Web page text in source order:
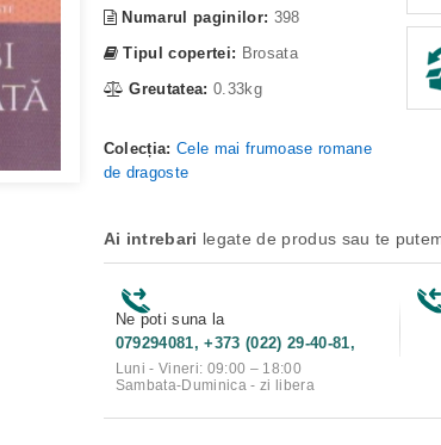
Numarul paginilor: 398
Tipul copertei: Brosata
Greutatea: 0.33kg
Colecția: Cele mai frumoase romane
de dragoste
Ai intrebari legate de produs sau te
Ne poti suna la
079294081, +373 (022) 29-40-81,
Luni - Vineri: 09:00 – 18:00
Sambata-Duminica - zi libera